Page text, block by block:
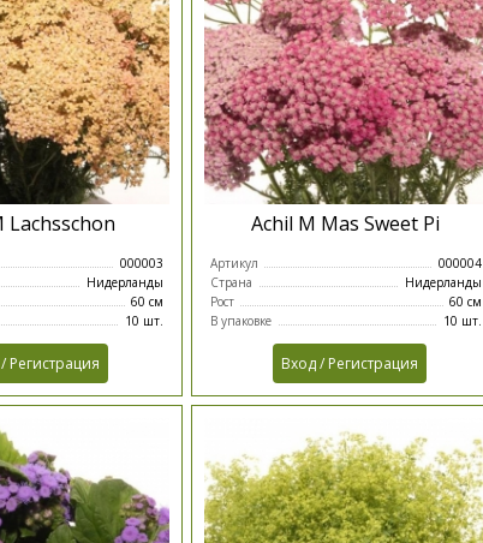
Lachsschon
000003
Нидерланды
60 см
10 шт.
Регистрация
Achil M Mas Sweet Pi
Артикул
000004
Страна
Нидерланды
Рост
60 см
В упаковке
10 шт.
Вход / Регистрация